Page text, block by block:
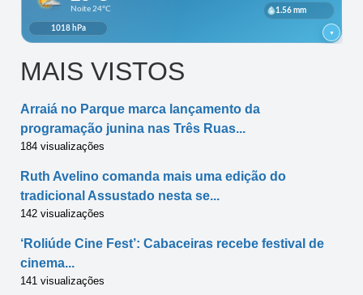
MAIS VISTOS
Arraiá no Parque marca lançamento da
programação junina nas Três Ruas...
184 visualizações
Ruth Avelino comanda mais uma edição do
tradicional Assustado nesta se...
142 visualizações
‘Roliúde Cine Fest’: Cabaceiras recebe festival de
cinema...
141 visualizações